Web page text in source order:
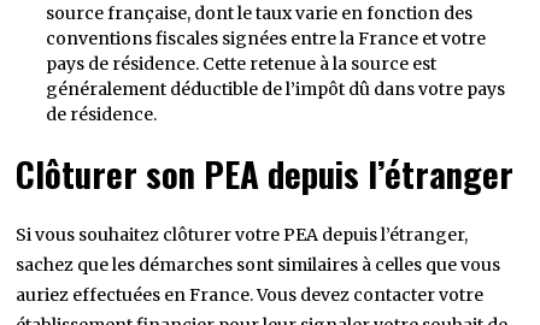
source française, dont le taux varie en fonction des
conventions fiscales signées entre la France et votre
pays de résidence. Cette retenue à la source est
généralement déductible de l’impôt dû dans votre pays
de résidence.
Clôturer son PEA depuis l’étranger
Si vous souhaitez clôturer votre PEA depuis l’étranger,
sachez que les démarches sont similaires à celles que vous
auriez effectuées en France. Vous devez contacter votre